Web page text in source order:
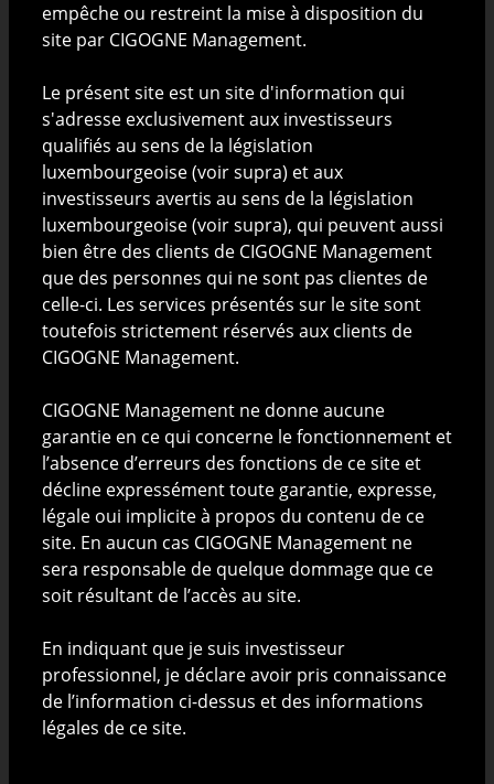
Les informations présentées sur ce site ont été
obtenues ou tirées, en tout ou en partie, de sources
responsabilité quant à leur exactitude ou à leur
exhaustivité. Toute information peut être supprimée
ou modifiée à tout moment sans préavis. Les
performances passées ne sont ni une indication ni
une garantie des performances futures. CIGOGNE
Management n’assume aucune responsabilité et ne
donne aucune garantie quant aux performances
futures par rapport aux produits et mandats dont elle
assume la gestion.
Toute personne qui n'aurait pas le droit, pour une
nationalité ou à son lieu de résidence, d'investir dans
des fonds d'investissement luxembourgeois s'engage
à consulter uniquement les documents destinés aux
personnes résidentes ou de nationalité du pays
déterminé, si disponible. Toute personne concernée
s'abstiendra de consulter les documents non
destinés à son pays de résidence. Toute personne qui
n’est pas qualifiée comme (i) un investisseur qualifié
juillet 2005 relative aux prospectus pour valeurs
mobilières ; ou (ii) investisseur averti au sens de la loi
luxembourgeoise modifiée du 13 février 2007 relative
aux fonds d’investissement spécialisés ; et/ou (iii) un
empêche ou restreint la mise à disposition du
site par CIGOGNE Management.
Le présent site est un site d'information qui
s'adresse exclusivement aux investisseurs
qualifiés au sens de la législation
luxembourgeoise (voir supra) et aux
investisseurs avertis au sens de la législation
luxembourgeoise (voir supra), qui peuvent aussi
bien être des clients de CIGOGNE Management
que des personnes qui ne sont pas clientes de
celle-ci. Les services présentés sur le site sont
toutefois strictement réservés aux clients de
CIGOGNE Management.
CIGOGNE Management ne donne aucune
garantie en ce qui concerne le fonctionnement et
l’absence d’erreurs des fonctions de ce site et
décline expressément toute garantie, expresse,
légale oui implicite à propos du contenu de ce
site. En aucun cas CIGOGNE Management ne
sera responsable de quelque dommage que ce
soit résultant de l’accès au site.
En indiquant que je suis investisseur
professionnel, je déclare avoir pris connaissance
de l’information ci-dessus et des informations
légales de ce site.